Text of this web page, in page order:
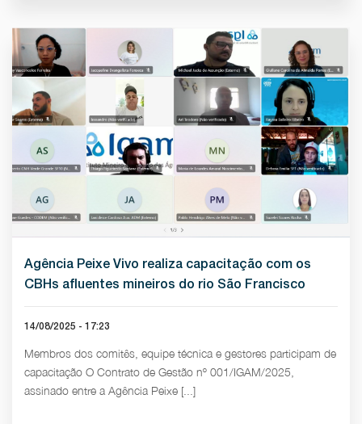
Agência Peixe Vivo realiza capacitação com os
CBHs afluentes mineiros do rio São Francisco
14/08/2025 - 17:23
Membros dos comitês, equipe técnica e gestores participam de
capacitação O Contrato de Gestão nº 001/IGAM/2025,
assinado entre a Agência Peixe [...]